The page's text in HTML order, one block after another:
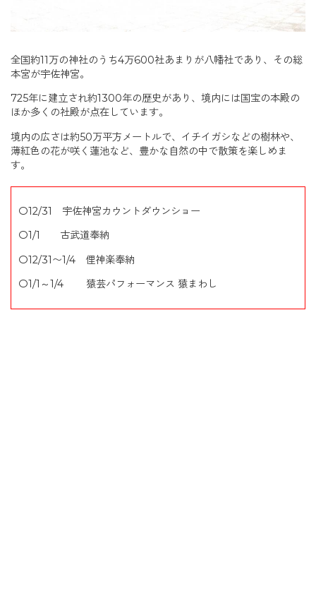
全国約11万の神社のうち4万600社あまりが八幡社であり、その総
本宮が宇佐神宮。
725年に建立され約1300年の歴史があり、境内には国宝の本殿の
ほか多くの社殿が点在しています。
境内の広さは約50万平方メートルで、イチイガシなどの樹林や、
薄紅色の花が咲く蓮池など、豊かな自然の中で散策を楽しめま
す。
〇12/31 宇佐神宮カウントダウンショー
〇1/1 古武道奉納
〇12/31〜1/4 俚神楽奉納
〇1/1～1/4 猿芸パフォーマンス 猿まわし